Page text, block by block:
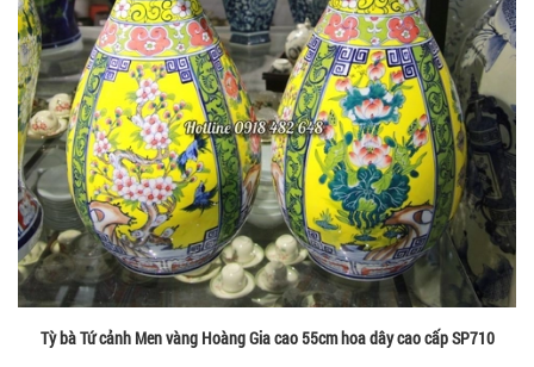
Tỳ bà Tứ cảnh Men vàng Hoàng Gia cao 55cm hoa dây cao cấp SP710